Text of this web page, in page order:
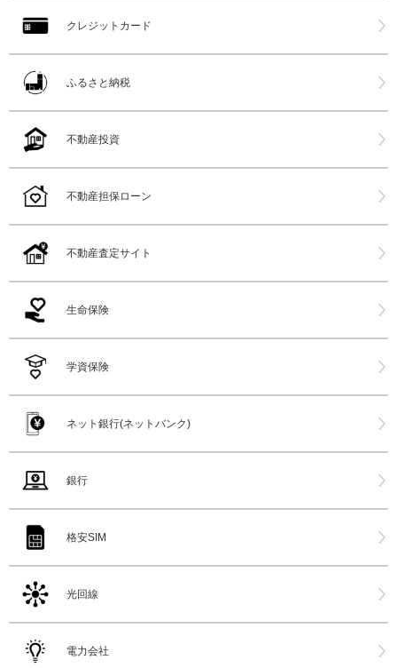
クレジットカード
ふるさと納税
不動産投資
不動産担保ローン
不動産査定サイト
生命保険
学資保険
ネット銀行(ネットバンク)
銀行
格安SIM
光回線
電力会社